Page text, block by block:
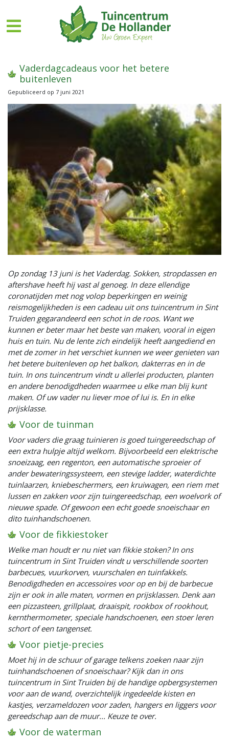
Vaderdagcadeaus voor het betere
buitenleven
Gepubliceerd op 7 juni 2021
Op zondag 13 juni is het Vaderdag. Sokken, stropdassen en
aftershave heeft hij vast al genoeg. In deze ellendige
coronatijden met nog volop beperkingen en weinig
reismogelijkheden is een cadeau uit ons tuincentrum in Sint
Truiden gegarandeerd een schot in de roos. Want we
kunnen er beter maar het beste van maken, vooral in eigen
huis en tuin. Nu de lente zich eindelijk heeft aangediend en
met de zomer in het verschiet kunnen we weer genieten van
het betere buitenleven op het balkon, dakterras en in de
tuin. In ons tuincentrum vindt u allerlei producten, planten
en andere benodigdheden waarmee u elke man blij kunt
maken. Of uw vader nu liever moe of lui is. En in elke
prijsklasse.
Voor de tuinman
Voor vaders die graag tuinieren is goed tuingereedschap of
een extra hulpje altijd welkom. Bijvoorbeeld een elektrische
snoeizaag, een regenton, een automatische sproeier of
ander bewateringssysteem, een stevige ladder, waterdichte
tuinlaarzen, kniebeschermers, een kruiwagen, een riem met
lussen en zakken voor zijn tuingereedschap, een woelvork of
nieuwe spade. Of gewoon een echt goede snoeischaar en
dito tuinhandschoenen.
Voor de fikkiestoker
Welke man houdt er nu niet van fikkie stoken? In ons
tuincentrum in Sint Truiden vindt u verschillende soorten
barbecues, vuurkorven, vuurschalen en tuinfakkels.
Benodigdheden en accessoires voor op en bij de barbecue
zijn er ook in alle maten, vormen en prijsklassen. Denk aan
een pizzasteen, grillplaat, draaispit, rookbox of rookhout,
kernthermometer, speciale handschoenen, een stoer leren
schort of een tangenset.
Voor pietje-precies
Moet hij in de schuur of garage telkens zoeken naar zijn
tuinhandschoenen of snoeischaar? Kijk dan in ons
tuincentrum in Sint Truiden bij de handige opbergsystemen
voor aan de wand, overzichtelijk ingedeelde kisten en
kastjes, verzameldozen voor zaden, hangers en liggers voor
gereedschap aan de muur... Keuze te over.
Voor de waterman